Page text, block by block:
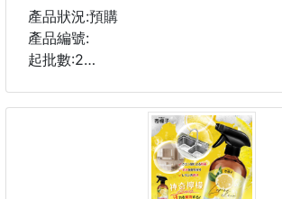
反而因香氣極致迷人被譽為茶中香水❣️
因為種植農民怕被偷採摘，故用醜名來
一口馬上讓人淪陷
光用聞就知道它的香🔥
第一口：檸檬的酸直接醒腦
第二口：果茶香回甘炸開
產品狀況:預購
產品編號:
起批數:2
《 就是懶癌大爆發 可以不動手就不動手
《 既然懶得保養 懶得化妝 》
光聽名字就知道 是爽口酸甜的蜂蜜檸檬味